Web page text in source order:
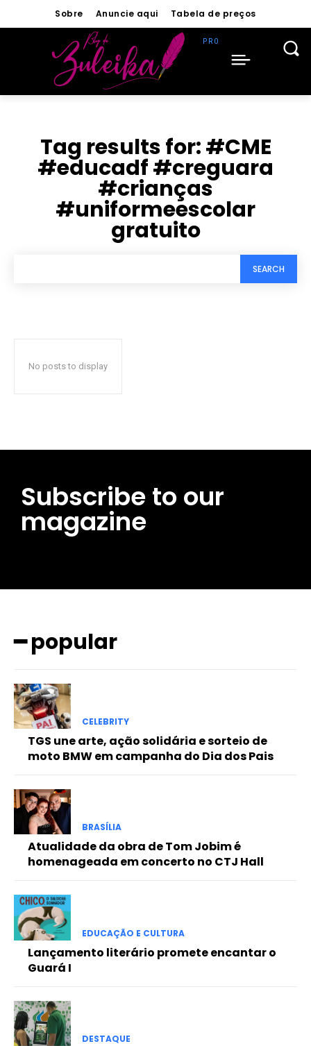
Free
Included for free:
Etiam est nibh, lobortis sit
Praesent euismod ac
Nullam eu erat condimentum
Donec quis est ac felis
Orci varius natoque dolor
Pro
Full member access:
Etiam est nibh, lobortis sit
Nullam eu erat condimentum
Donec quis est ac felis
Sobre Anuncie aqui Tabela de preços
Tag results for:#CME
#educadf #creguara
#crianças
#uniformeescolar
gratuito
SEARCH
No posts to display
Subscribe to our
magazine
━ popular
CELEBRITY
TGS une arte, ação solidária e sorteio de
moto BMW em campanha do Dia dos Pais
BRASÍLIA
Atualidade da obra de Tom Jobim é
homenageada em concerto no CTJ Hall
EDUCAÇÃO E CULTURA
Lançamento literário promete encantar o
Guará I
DESTAQUE